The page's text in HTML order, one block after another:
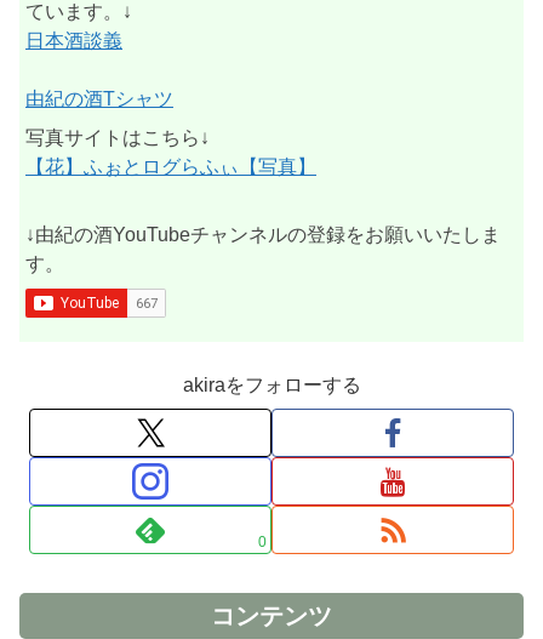
ています。↓
日本酒談義
由紀の酒Tシャツ
写真サイトはこちら↓
【花】ふぉとログらふぃ【写真】
↓由紀の酒YouTubeチャンネルの登録をお願いいたしま
す。
akiraをフォローする
0
コンテンツ